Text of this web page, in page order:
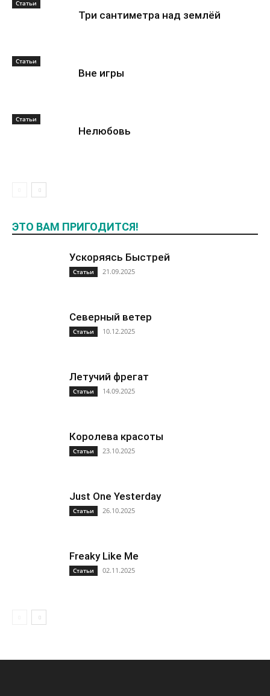
Статьи
Три сантиметра над землёй
Статьи
Вне игры
Статьи
Нелюбовь
ЭТО ВАМ ПРИГОДИТСЯ!
Ускоряясь Быстрей
Статьи 21.09.2025
Северный ветер
Статьи 10.12.2025
Летучий фрегат
Статьи 14.09.2025
Королева красоты
Статьи 23.10.2025
Just One Yesterday
Статьи 26.10.2025
Freaky Like Me
Статьи 02.11.2025